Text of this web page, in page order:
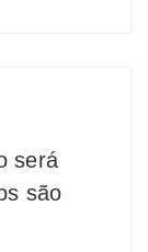
será
são